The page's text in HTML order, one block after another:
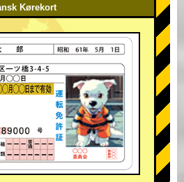
Kørekort